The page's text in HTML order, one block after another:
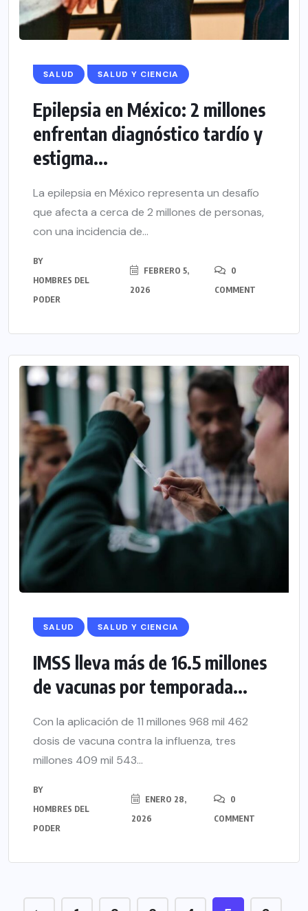
SALUD SALUD Y CIENCIA
Epilepsia en México: 2 millones
enfrentan diagnóstico tardío y
estigma...
La epilepsia en México representa un desafío
que afecta a cerca de 2 millones de personas,
con una incidencia de...
BY
HOMBRES DEL
PODER
FEBRERO 5,
2026
0
COMMENT
SALUD SALUD Y CIENCIA
IMSS lleva más de 16.5 millones
de vacunas por temporada...
Con la aplicación de 11 millones 968 mil 462
dosis de vacuna contra la influenza, tres
millones 409 mil 543...
BY
HOMBRES DEL
PODER
ENERO 28,
2026
0
COMMENT